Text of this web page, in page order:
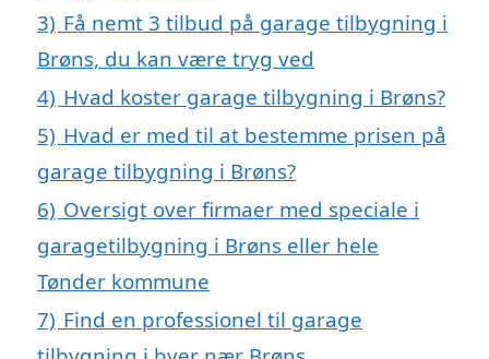
3) Få nemt 3 tilbud på garage tilbygning i
Brøns, du kan være tryg ved
4) Hvad koster garage tilbygning i Brøns?
5) Hvad er med til at bestemme prisen på
garage tilbygning i Brøns?
6) Oversigt over firmaer med speciale i
garagetilbygning i Brøns eller hele
Tønder kommune
7) Find en professionel til garage